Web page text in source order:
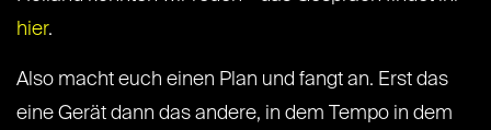
hier.
Also macht euch einen Plan und fangt an. Erst das
eine Gerät dann das andere, in dem Tempo in dem